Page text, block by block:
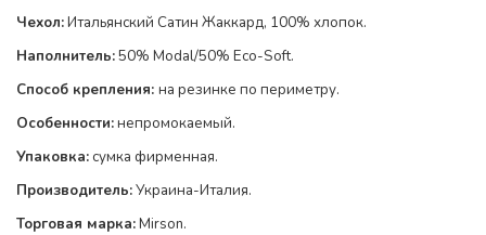
Чехол:Итальянский Сатин Жаккард, 100% хлопок.
Наполнитель:50% Modal/50% Eco-Soft.
Способ крепления: на резинке по периметру.
Особенности:непромокаемый.
Упаковка: сумка фирменная.
Производитель:Украина-Италия.
Торговая марка:Mirson.